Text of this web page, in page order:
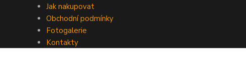
Jak nakupovat
Obchodní podmínky
Fotogalerie
Kontakty